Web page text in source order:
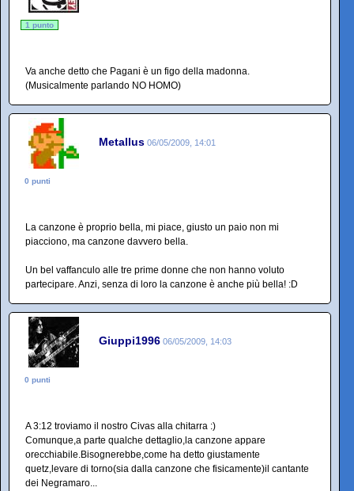
1 punto
Va anche detto che Pagani è un figo della madonna.
(Musicalmente parlando NO HOMO)
Metallus 06/05/2009, 14:01
0 punti
La canzone è proprio bella, mi piace, giusto un paio non mi
piacciono, ma canzone davvero bella.
Un bel vaffanculo alle tre prime donne che non hanno voluto
partecipare. Anzi, senza di loro la canzone è anche più bella! :D
Giuppi1996 06/05/2009, 14:03
0 punti
A 3:12 troviamo il nostro Civas alla chitarra :)
Comunque,a parte qualche dettaglio,la canzone appare
orecchiabile.Bisognerebbe,come ha detto giustamente
quetz,levare di torno(sia dalla canzone che fisicamente)il cantante
dei Negramaro...